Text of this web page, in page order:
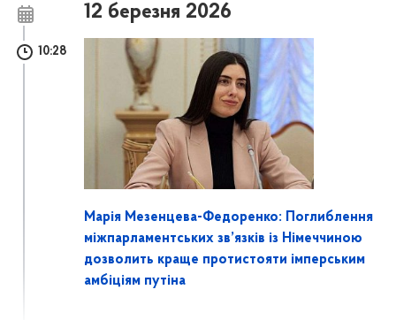
12 березня 2026
10:28
Марія Мезенцева-Федоренко: Поглиблення
міжпарламентських зв’язків із Німеччиною
дозволить краще протистояти імперським
амбіціям путіна